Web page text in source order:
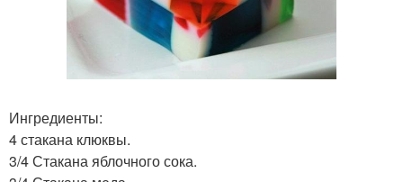
Ингредиенты:
4 стакана клюквы.
3/4 Стакана яблочного сока.